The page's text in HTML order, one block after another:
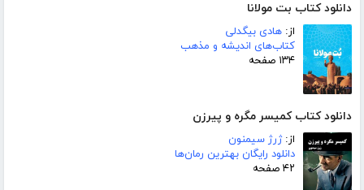
دانلود کتاب بت مولانا
از: هادی بیگدلی
کتاب‌های اندیشه و مذهب
۱۳۴ صفحه
دانلود کتاب کمیسر مگره و پیرزن
از:ژرژ سیمنون
دانلود رایگان بهترین رمان‌ها
۴۲ صفحه